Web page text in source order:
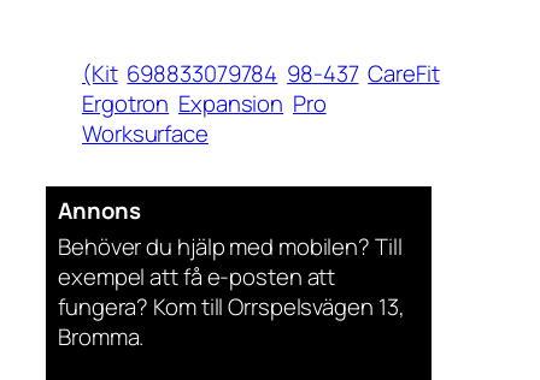
(Kit 698833079784 98-437 CareFit
Ergotron Expansion Pro
Worksurface
Annons
Behöver du hjälp med mobilen? Till
exempel att få e-posten att
fungera? Kom till Orrspelsvägen 13,
Bromma.